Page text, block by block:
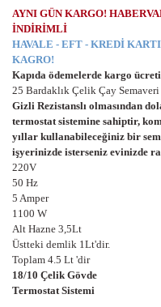
AYNI GÜN KARGO!
İNDİRİMLİ
HAVALE - EFT - KREDİ
KAGRO!
Kapıda ödemelerde kargo
25 Bardaklık Çelik Çay Semaveri
Gizli Rezistanslı olmasından
termostat sistemine sahiptir,
yıllar kullanabileceğiniz bir
işyerinizde isterseniz evinizde
220V
50 Hz
5 Amper
1100 W
Alt Hazne 3,5Lt
Üstteki demlik 1Lt'dir.
Toplam 4.5 Lt 'dir
18/10 Çelik Gövde
Termostat Sistemi